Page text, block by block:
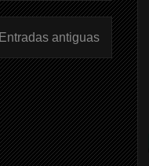
Entradas antiguas